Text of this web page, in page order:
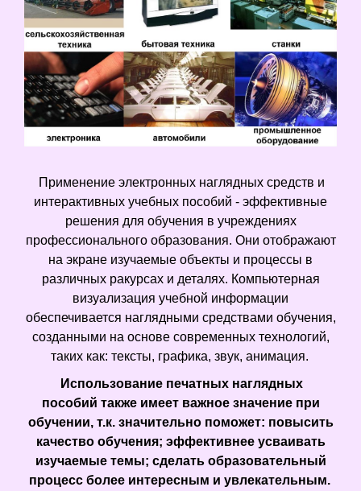
Применение электронных наглядных средств и
интерактивных учебных пособий - эффективные
решения для обучения в учреждениях
профессионального образования. Они отображают
на экране изучаемые объекты и процессы в
различных ракурсах и деталях. Компьютерная
визуализация учебной информации
обеспечивается наглядными средствами обучения,
созданными на основе современных технологий,
таких как: тексты, графика, звук, анимация.
Использование печатных наглядных
пособий также имеет важное значение при
обучении, т.к. значительно поможет: повысить
качество обучения; эффективнее усваивать
изучаемые темы; сделать образовательный
процесс более интересным и увлекательным.